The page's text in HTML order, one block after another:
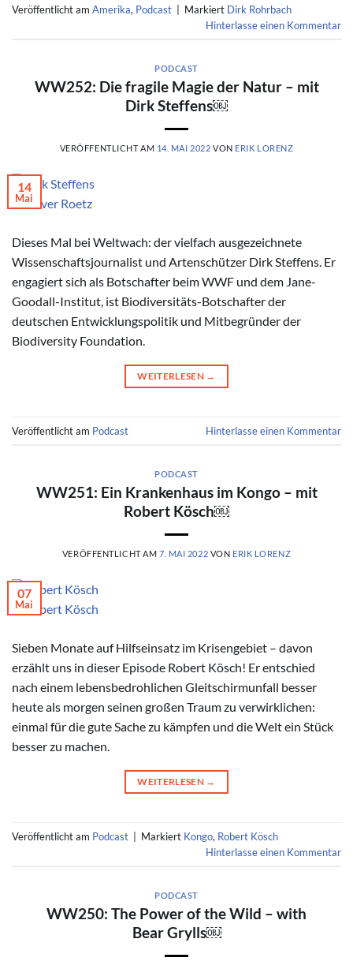
Veröffentlicht am Amerika, Podcast | Markiert Dirk Rohrbach
Hinterlasse einen Kommentar
PODCAST
WW252: Die fragile Magie der Natur – mit
Dirk Steffens￼
VERÖFFENTLICHT AM 14. MAI 2022 VON ERIK LORENZ
© Oliver Roetz
14
Mai
Dieses Mal bei Weltwach: der vielfach ausgezeichnete
Wissenschaftsjournalist und Artenschützer Dirk Steffens. Er
engagiert sich als Botschafter beim WWF und dem Jane-
Goodall-Institut, ist Biodiversitäts-Botschafter der
deutschen Entwicklungspolitik und Mitbegründer der
Biodiversity Foundation.
WEITERLESEN →
Veröffentlicht am Podcast Hinterlasse einen Kommentar
PODCAST
WW251: Ein Krankenhaus im Kongo – mit
Robert Kösch￼
VERÖFFENTLICHT AM 7. MAI 2022 VON ERIK LORENZ
© Robert Kösch
07
Mai
Sieben Monate auf Hilfseinsatz im Krisengebiet – davon
erzählt uns in dieser Episode Robert Kösch! Er entschied
nach einem lebensbedrohlichen Gleitschirmunfall besser
heute als morgen seinen großen Traum zu verwirklichen:
einmal für die gute Sache zu kämpfen und die Welt ein Stück
besser zu machen.
WEITERLESEN →
Veröffentlicht am Podcast Markiert Kongo, Robert Kösch
Hinterlasse einen Kommentar
PODCAST
WW250: The Power of the Wild – with
Bear Grylls￼